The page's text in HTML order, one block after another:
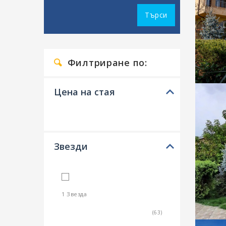
Търси
Филтриране по:
Цена на стая
Звезди
1 Звезда
(63)